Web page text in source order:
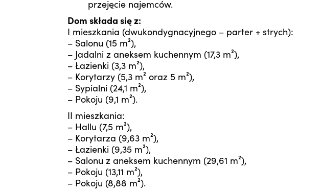
przejęcie najemców.
Dom składa się z:
I mieszkania (dwukondygnacyjnego – parter + strych):
– Salonu (15 m²),
– Jadalni z aneksem kuchennym (17,3 m²),
– Łazienki (3,3 m²),
– Korytarzy (5,3 m² oraz 5 m²),
– Sypialni (24,1 m²),
– Pokoju (9,1 m²).
II mieszkania:
– Hallu (7,5 m²),
– Korytarza (9,63 m²),
– Łazienki (9,35 m²),
– Salonu z aneksem kuchennym (29,61 m²),
– Pokoju (13,11 m²),
– Pokoju (8,88 m²).